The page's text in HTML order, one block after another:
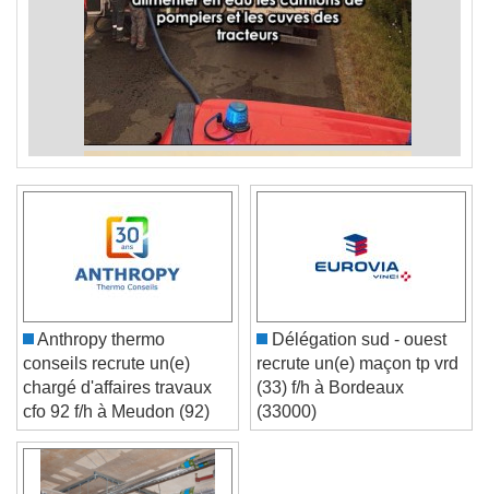
Anthropy thermo
conseils recrute un(e)
chargé d'affaires travaux
cfo 92 f/h à Meudon (92)
Délégation sud - ouest
recrute un(e) maçon tp vrd
(33) f/h à Bordeaux
(33000)